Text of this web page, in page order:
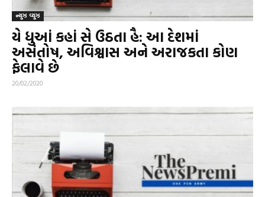
ન્યુઝ વ્યુઝ
યે ધુઆં કહાં સે ઉઠતા હૈ: આ દેશમાં
અસંતોષ, અવિશ્વાસ અને અરાજકતા કોણ
ફેલાવે છે
20/02/2020